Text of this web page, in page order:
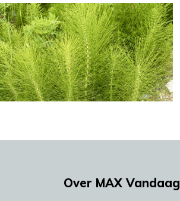
Over MAX Vandaag